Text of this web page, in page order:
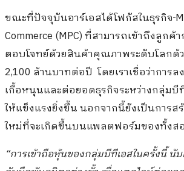
ขณะที่ปัจจุบันอาร์เอสได้โฟกัสในธุรกิจ
Commerce (MPC) ที่สามารถเข้าถึงลูกค้
ตอบโจทย์ด้วยสินค้าคุณภาพระดับโลกด้
2,100 ล้านบาทต่อปี โดยเราเชื่อว่าการ
เกื้อหนุนและต่อยอดธุรกิจระหว่างกลุ่มบี
ให้แข็งแรงยิ่งขึ้น นอกจากนี้ยังเป็นการส
ใหม่ที่จะเกิดขึ้นบนแพลตฟอร์มของทั้งส
“การเข้าถือหุ้นของกลุ่มบีทีเอสในครั้งนี้ นั